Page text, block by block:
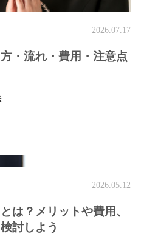
2026.07.17
・流れ・費用・注意点
2026.05.12
は？メリットや費用、
討しよう